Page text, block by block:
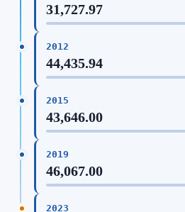
31,727.97
2012
44,435.94
2015
43,646.00
2019
46,067.00
2023